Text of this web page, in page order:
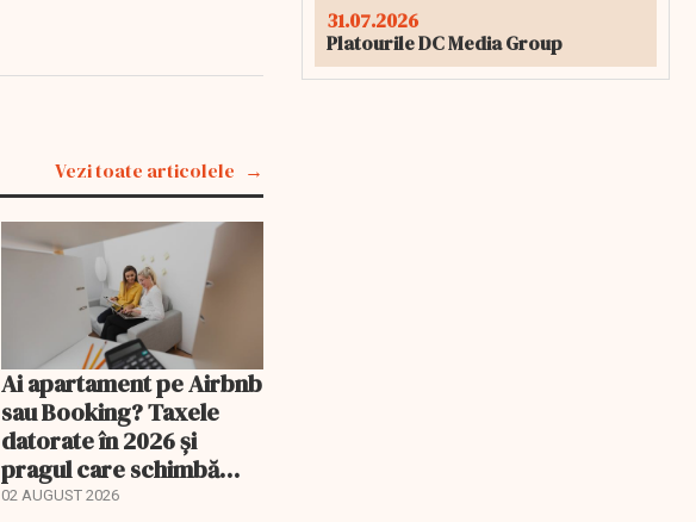
Vezi toate articolele
Ai apartament pe Airbnb
sau Booking? Taxele
datorate în 2026 și
pragul care schimbă
regimul fiscal
02 AUGUST 2026
31.07.2026
Platourile DC Media Group